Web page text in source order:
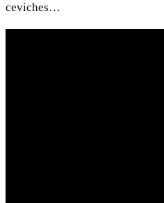
ceviches…